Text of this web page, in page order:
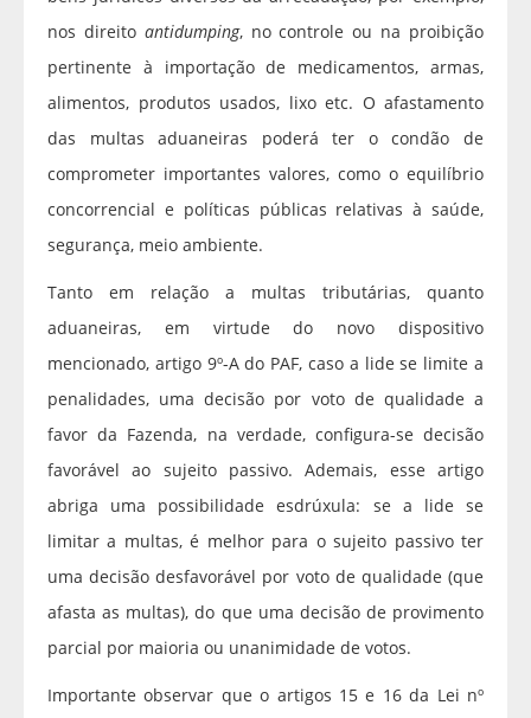
nos direito antidumping, no controle ou na proibição
pertinente à importação de medicamentos, armas,
alimentos, produtos usados, lixo etc. O afastamento
das multas aduaneiras poderá ter o condão de
comprometer importantes valores, como o equilíbrio
concorrencial e políticas públicas relativas à saúde,
segurança, meio ambiente.
Tanto em relação a multas tributárias, quanto
aduaneiras, em virtude do novo dispositivo
mencionado, artigo 9º-A do PAF, caso a lide se limite a
penalidades, uma decisão por voto de qualidade a
favor da Fazenda, na verdade, configura-se decisão
favorável ao sujeito passivo. Ademais, esse artigo
abriga uma possibilidade esdrúxula: se a lide se
limitar a multas, é melhor para o sujeito passivo ter
uma decisão desfavorável por voto de qualidade (que
afasta as multas), do que uma decisão de provimento
parcial por maioria ou unanimidade de votos.
Importante observar que o artigos 15 e 16 da Lei nº